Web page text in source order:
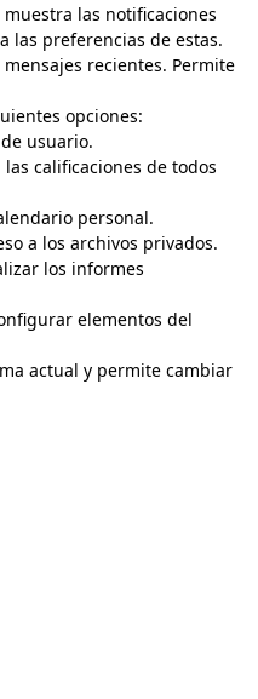
las notificaciones
las preferencias de estas.
mensajes recientes. Permite
opciones:
usuario.
las calificaciones de todos
personal.
a los archivos privados.
los informes
elementos del
actual y permite cambiar